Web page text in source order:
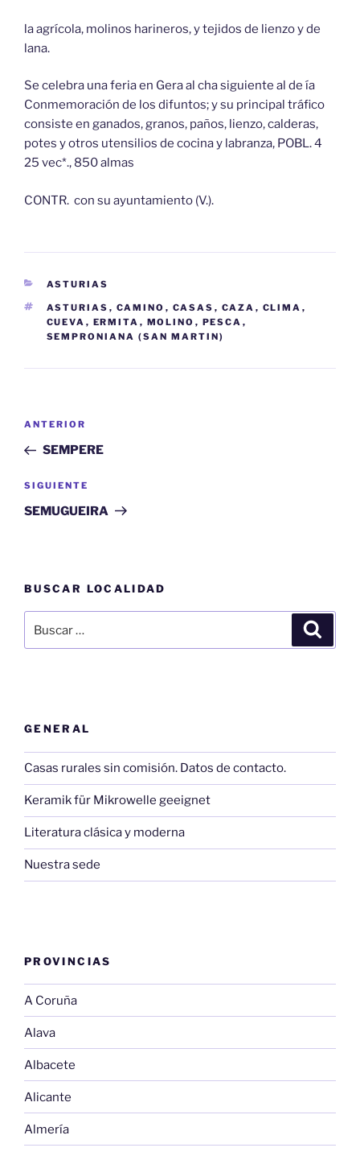
la agrícola, molinos harineros, y tejidos de lienzo y de
lana.
Se celebra una feria en Gera al cha siguiente al de ía
Conmemoración de los difuntos; y su principal tráfico
consiste en ganados, granos, paños, lienzo, calderas,
potes y otros utensilios de cocina y labranza, POBL. 4
25 vec*., 850 almas
CONTR. con su ayuntamiento (V.).
CATEGORÍAS
ASTURIAS
ETIQUETAS
ASTURIAS , CAMINO , CASAS , CAZA , CLIMA ,
CUEVA , ERMITA , MOLINO , PESCA ,
SEMPRONIANA (SAN MARTIN)
Navegación
entradas
Entrada
anterior:
ANTERIOR
SEMPERE
Siguiente
entrada
SIGUIENTE
SEMUGUEIRA
BUSCAR LOCALIDAD
por:
GENERAL
Casas rurales sin comisión. Datos de contacto.
Keramik für Mikrowelle geeignet
Literatura clásica y moderna
Nuestra sede
PROVINCIAS
A Coruña
Alava
Albacete
Alicante
Almería